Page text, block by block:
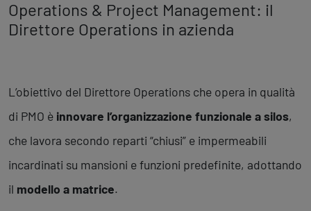
Operations & Project Management: il
Direttore Operations in azienda
L’obiettivo del Direttore Operations che opera in qualità
di PMO è innovare l’organizzazione funzionale a silos,
che lavora secondo reparti “chiusi” e impermeabili
incardinati su mansioni e funzioni predefinite, adottando
il modello a matrice.